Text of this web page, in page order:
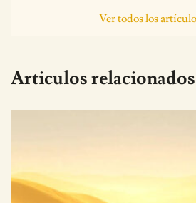
Ver todos los
Articulos relacionados